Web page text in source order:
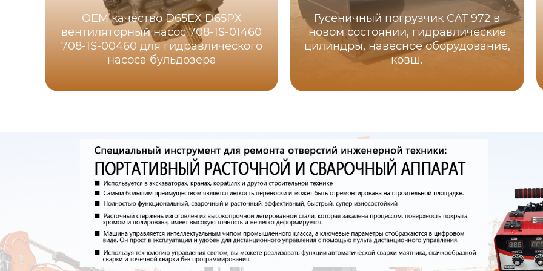
OEM качество D65EX D65PX
вентиляторный насос 708-1S-01460
708-1S-00460 для гидравлического
насоса бульдозера
Гусеничный погрузчик CAT 972 в
новом состоянии, гидравлические
цилиндры, навесное оборудование,
ковш.